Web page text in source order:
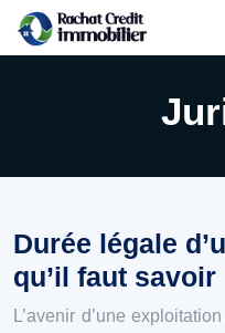
Durée légale
qu’il faut savoir
L’avenir d’une